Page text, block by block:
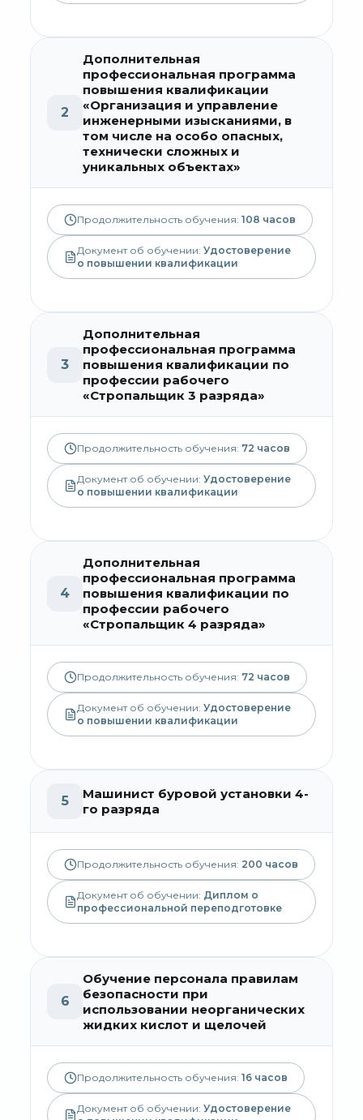
2
Дополнительная
профессиональная программа
повышения квалификации
«Организация и управление
инженерными изысканиями, в
том числе на особо опасных,
технически сложных и
уникальных объектах»
Продолжительность обучения: 108 часов
Документ об обучении: Удостоверение
о повышении квалификации
3
Дополнительная
профессиональная программа
повышения квалификации по
профессии рабочего
«Стропальщик 3 разряда»
Продолжительность обучения: 72 часов
Документ об обучении: Удостоверение
о повышении квалификации
4
Дополнительная
профессиональная программа
повышения квалификации по
профессии рабочего
«Стропальщик 4 разряда»
Продолжительность обучения: 72 часов
Документ об обучении: Удостоверение
о повышении квалификации
5
Машинист буровой установки 4-
го разряда
Продолжительность обучения: 200 часов
Документ об обучении: Диплом о
профессиональной переподготовке
6
Обучение персонала правилам
безопасности при
использовании неорганических
жидких кислот и щелочей
Продолжительность обучения: 16 часов
Документ об обучении: Удостоверение